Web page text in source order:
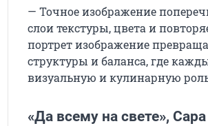
— Точное изображение
слои текстуры, цвета и
портрет изображение
структуры и баланса, где
визуальную и кулинарную
«Да всему на свете»,